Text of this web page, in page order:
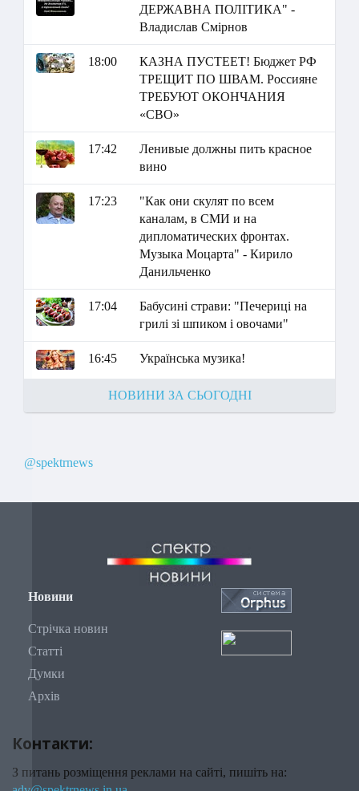
ДЕРЖАВНА ПОЛІТИКА" -
Владислав Смірнов
18:00
КАЗНА ПУСТЕЕТ! Бюджет РФ
ТРЕЩИТ ПО ШВАМ. Россияне
ТРЕБУЮТ ОКОНЧАНИЯ
«СВО»
17:42
Ленивые должны пить красное
вино
17:23
"Как они скулят по всем
каналам, в СМИ и на
дипломатических фронтах.
Музыка Моцарта" - Кирило
Данильченко
17:04
Бабусині страви: "Печериці на
грилі зі шпиком і овочами"
16:45 Українська музика!
НОВИНИ ЗА СЬОГОДНІ
@spektrnews
Новини
Стрічка новин
Статті
Думки
Архів
Контакти:
З питань розміщення реклами на сайті, пишіть на: